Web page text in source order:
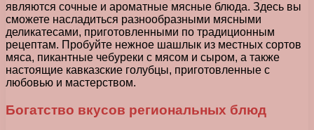
являются сочные и ароматные мясные блюда. Здесь вы
сможете насладиться разнообразными мясными
деликатесами, приготовленными по традиционным
рецептам. Пробуйте нежное шашлык из местных сортов
мяса, пикантные чебуреки с мясом и сыром, а также
настоящие кавказские голубцы, приготовленные с
любовью и мастерством.
Богатство вкусов региональных блюд